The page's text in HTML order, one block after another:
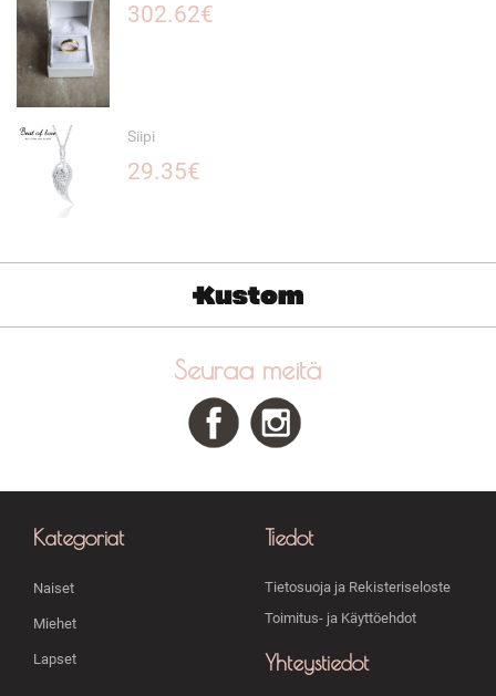
302.62€
Siipi
29.35€
Seuraa meitä
Kategoriat
Naiset
Miehet
Lapset
Tiedot
Tietosuoja ja Rekisteriseloste
Toimitus- ja Käyttöehdot
Yhteystiedot